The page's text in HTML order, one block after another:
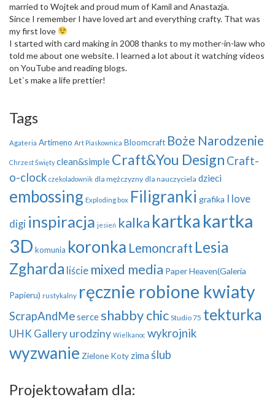
married to Wojtek and proud mum of Kamil and Anastazja.
Since I remember I have loved art and everything crafty. That was
my first love
I started with card making in 2008 thanks to my mother-in-law who
told me about one website. I learned a lot about it watching videos
on YouTube and reading blogs.
Let`s make a life prettier!
Tags
Agateria Artimeno Art Piaskownica Bloomcraft Boże Narodzenie
Chrzest Święty clean&simple Craft&You Design Craft-
o-clock czekoladownik dla mężczyzny dla nauczyciela dzieci
embossing Exploding box Filigranki grafika I love
digi inspiracja jesień kalka kartka kartka
3D komunia koronka Lemoncraft Lesia
Zgharda liście mixed media Paper Heaven(Galeria
Papieru) rustykalny ręcznie robione kwiaty
ScrapAndMeserce shabby chic Studio 75 tekturka
UHK Galleryurodziny Wielkanoc wykrojnik
wyzwanie Zielone Koty zima ślub
Projektowałam dla: